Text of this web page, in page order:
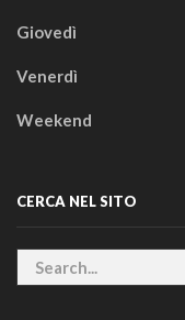
Giovedì
Venerdì
Weekend
CERCA NEL SITO